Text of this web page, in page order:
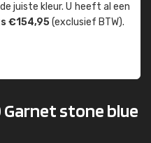
juiste kleur. U heeft al een
€154,95(exclusief BTW).
Garnet stone blue